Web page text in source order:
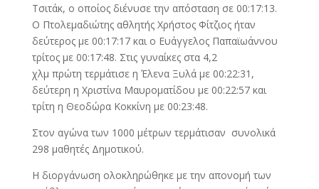
Τσιτάκ, ο οποίος διένυσε την απόσταση σε 00:17:13.
Ο Πτολεμαδιώτης αθλητής Χρήστος Φίτζιος ήταν
δεύτερος με 00:17:17 και ο Ευάγγελος Παπαϊωάννου
τρίτος με 00:17:48. Στις γυναίκες στα 4,2
χλμ πρώτη τερμάτισε η Έλενα Ξυλά με 00:22:31,
δεύτερη η Χριστίνα Μαυροματίδου με 00:22:57 και
τρίτη η Θεοδώρα Κοκκίνη με 00:23:48.
Στον αγώνα των 1000 μέτρων τερμάτισαν συνολικά
298 μαθητές Δημοτικού.
Η διοργάνωση ολοκληρώθηκε με την απονομή των